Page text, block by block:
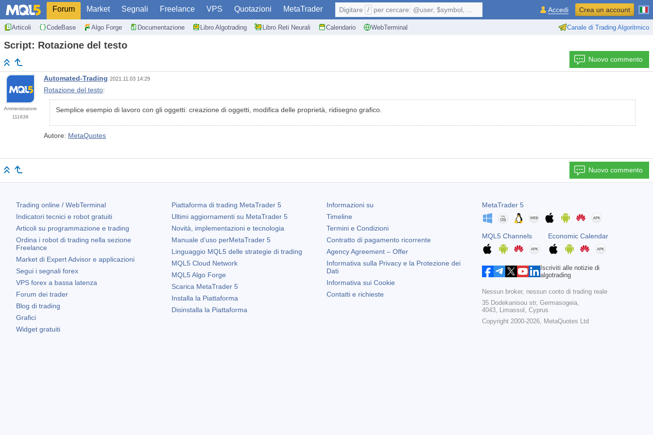
Forum Market Segnali Freelance VPS Quotazioni MetaTrader
Articoli CodeBase Algo Forge Documentazione Libro Algotrading Libro Reti Neurali Calendario WebTerminal Canale di Trading Algoritmico
Digitare / per cercare: @user, $symbol, ... Accedi Crea un account
Script: Rotazione del testo
Nuovo commento
Amministratore
111636
Automated-Trading 2021.11.03 14:29
Rotazione del testo:
Semplice esempio di lavoro con gli oggetti: creazione di oggetti, modifica delle proprietà, ridisegno grafico.
Autore: MetaQuotes
Nuovo commento
Trading online / WebTerminal
Indicatori tecnici e robot gratuiti
Articoli su programmazione e trading
Ordina i robot di trading nella sezione
Freelance
Market di Expert Advisor e applicazioni
Segui i segnali forex
VPS forex a bassa latenza
Forum dei trader
Blog di trading
Grafici
Widget gratuiti
Piattaforma di trading MetaTrader 5
Ultimi aggiornamenti su MetaTrader 5
Novità, implementazioni e tecnologia
Manuale d’uso perMetaTrader 5
Linguaggio MQL5 delle strategie di trading
MQL5 Cloud Network
MQL5 Algo Forge
Scarica MetaTrader 5
Installa la Piattaforma
Disinstalla la Piattaforma
Informazioni su
Timeline
Termini e Condizioni
Contratto di pagamento ricorrente
Agency Agreement – Offer
Informativa sulla Privacy e la Protezione dei
Dati
Informativa sui Cookie
Contatti e richieste
MetaTrader 5
MQL5 Channels Economic Calendar
Iscriviti alle notizie di
algotrading
Nessun broker, nessun conto di trading reale
35 Dodekanisou str, Germasogeia,
4043, Limassol, Cyprus
Copyright 2000-2026, MetaQuotes Ltd